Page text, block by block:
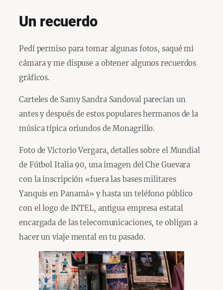
Un recuerdo
Pedí permiso para tomar algunas fotos, saqué mi
cámara y me dispuse a obtener algunos recuerdos
gráficos.
Carteles de Samy Sandra Sandoval parecían un
antes y después de estos populares hermanos de la
música típica oriundos de Monagrillo.
Foto de Victorio Vergara, detalles sobre el Mundial
de Fútbol Italia 90, una imagen del Che Guevara
con la inscripción «fuera las bases militares
Yanquis en Panamá» y hasta un teléfono público
con el logo de INTEL, antigua empresa estatal
encargada de las telecomunicaciones, te obligan a
hacer un viaje mental en tu pasado.